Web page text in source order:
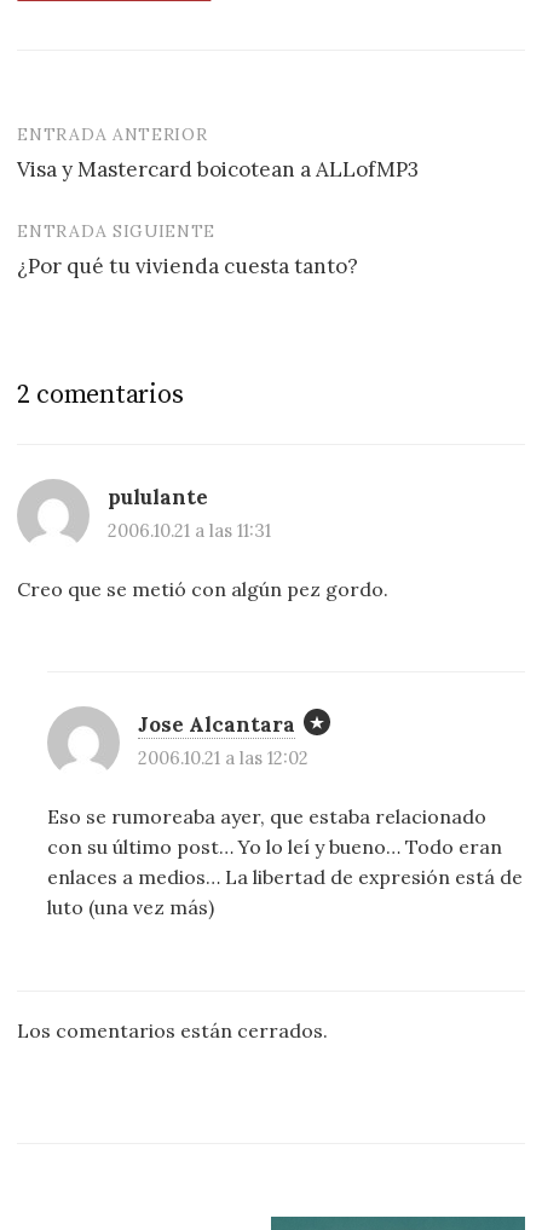
Navegación
de
entradas
ENTRADA ANTERIOR
Visa y Mastercard boicotean a ALLofMP3
ENTRADA SIGUIENTE
¿Por qué tu vivienda cuesta tanto?
2 comentarios
pululante
2006.10.21 a las 11:31
Creo que se metió con algún pez gordo.
Jose Alcantara
2006.10.21 a las 12:02
Eso se rumoreaba ayer, que estaba relacionado
con su último post… Yo lo leí y bueno… Todo eran
enlaces a medios… La libertad de expresión está de
luto (una vez más)
Los comentarios están cerrados.